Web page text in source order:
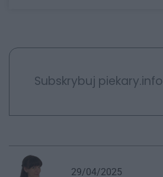
Subskrybuj piekary.info
29/04/2025